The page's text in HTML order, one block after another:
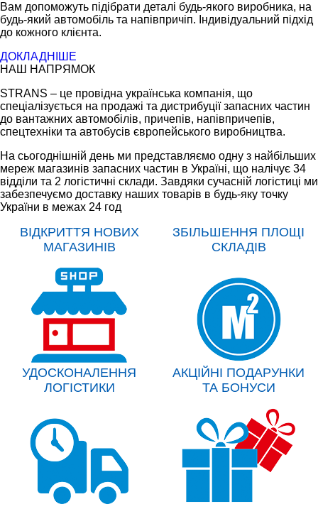
Вам допоможуть підібрати деталі будь-якого виробника, на
будь-який автомобіль та напівпричіп. Індивідуальний підхід
до кожного клієнта.
ДОКЛАДНІШЕ
НАШ НАПРЯМОК
STRANS – це провідна українська компанія, що
спеціалізується на продажі та дистрибуції запасних частин
до вантажних автомобілів, причепів, напівпричепів,
спецтехніки та автобусів європейського виробництва.
На сьогоднішній день ми представляємо одну з найбільших
мереж магазинів запасних частин в Україні, що налічує 34
відділи та 2 логістичні склади. Завдяки сучасній логістиці ми
забезпечуємо доставку наших товарів в будь-яку точку
України в межах 24 год
ВІДКРИТТЯ НОВИХ
МАГАЗИНІВ
ЗБІЛЬШЕННЯ ПЛОЩІ
СКЛАДІВ
УДОСКОНАЛЕННЯ
ЛОГІСТИКИ
АКЦІЙНІ ПОДАРУНКИ
ТА БОНУСИ